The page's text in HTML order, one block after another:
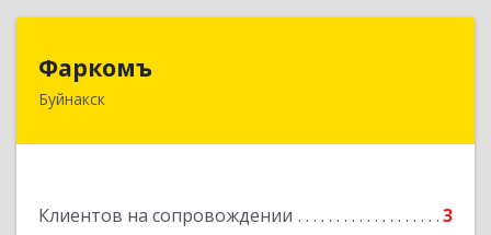
Фаркомъ
Буйнакск
Клиентов на сопровождении 3